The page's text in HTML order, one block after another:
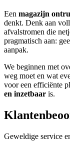
Een magazijn
denkt. Denk aan
afvalstromen die
pragmatisch aan:
aanpak.
We beginnen met
weg moet en wat
voor een efficiënte
en inzetbaar is.
Geweldige service